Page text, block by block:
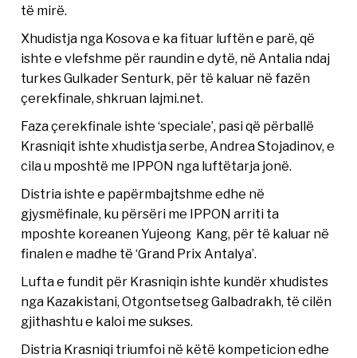
të mirë.
Xhudistja nga Kosova e ka fituar luftën e parë, që
ishte e vlefshme për raundin e dytë, në Antalia ndaj
turkes Gulkader Senturk, për të kaluar në fazën
çerekfinale, shkruan lajmi.net.
Faza çerekfinale ishte ‘speciale’, pasi që përballë
Krasniqit ishte xhudistja serbe, Andrea Stojadinov, e
cila u mposhtë me IPPON nga luftëtarja jonë.
Distria ishte e papërmbajtshme edhe në
gjysmëfinale, ku përsëri me IPPON arriti ta
mposhte koreanen Yujeong Kang, për të kaluar në
finalen e madhe të ‘Grand Prix Antalya’.
Lufta e fundit për Krasniqin ishte kundër xhudistes
nga Kazakistani, Otgontsetseg Galbadrakh, të cilën
gjithashtu e kaloi me sukses.
Distria Krasniqi triumfoi në këtë kompeticion edhe